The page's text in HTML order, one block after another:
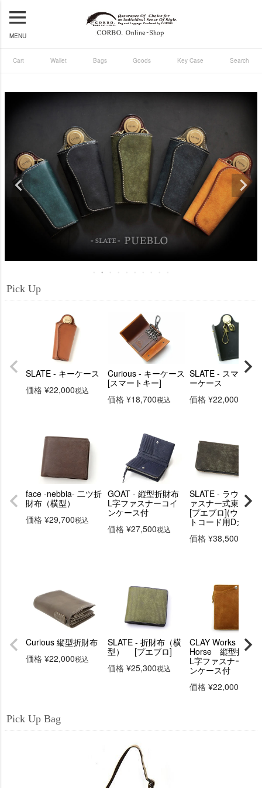
MENU
Cart Wallet Bags Goods Key Case Search
Pick Up
SLATE - キーケース
価格 ¥22,000税込
Curious - キーケース
[スマートキー]
価格 ¥18,700税込
SLATE - スマート
ーケース
価格 ¥22,000
face -nebbia- 二ツ折
財布（横型）
価格 ¥29,700税込
GOAT - 縦型折財布
L字ファスナーコイ
ンケース付
価格 ¥27,500税込
SLATE - ラウンド
ァスナー式束入れ
[プエブロ](ウォレッ
トコード用Dカン
価格 ¥38,500
Curious 縦型折財布
価格 ¥22,000税込
SLATE - 折財布（横
型） [プエブロ]
価格 ¥25,300税込
CLAY Works
Horse 縦型折財布
L字ファスナーコイ
ンケース付
価格 ¥22,000
Pick Up Bag